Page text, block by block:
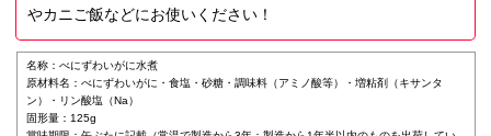
やカニご飯などにお使いください！
名称：べにずわいがに水煮
原材料名：べにずわいがに・食塩・砂糖・調味料（アミノ酸等）・増粘剤（キサンタ
ン）・リン酸塩（Na）
固形量：125g